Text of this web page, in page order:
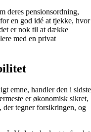
deres pensionsordning,
en god idé at tjekke, hvor
er nok til at dække
med en privat
emne, handler den i sidste
er økonomisk sikret,
der tegner forsikringen, og